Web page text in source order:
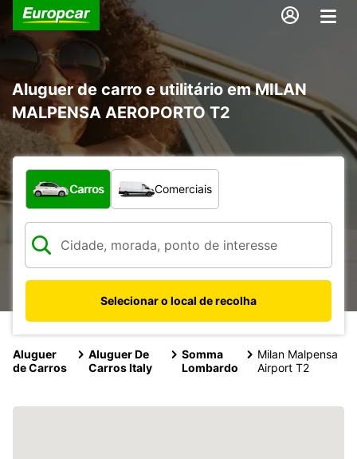
Aluguer de carro e utilitário em MILAN
MALPENSA AEROPORTO T2
Que tipo de veículo pretende?
Carros Comerciais
Selecionar o local de recolha
Aluguer
de Carros
Aluguer De
Carros Italy
Somma
Lombardo
Milan Malpensa
Airport T2